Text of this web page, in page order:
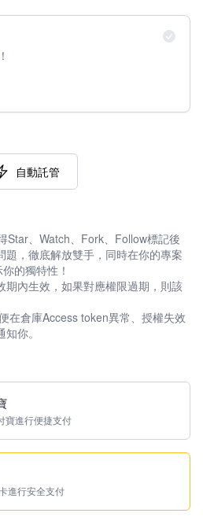
自動託管
Star、Watch、Fork、Follow標記後
題，徹底解放雙手，同時在你的專案
的獨特性！
期內生效，如果對應權限過期，則該
在倉庫Access token異常、授權失效
你。
寶進行便捷支付
進行安全支付